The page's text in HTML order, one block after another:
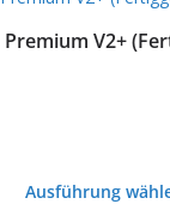
V2+
Ausführung